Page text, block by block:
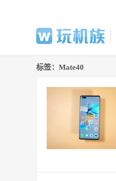
标签：Mate40